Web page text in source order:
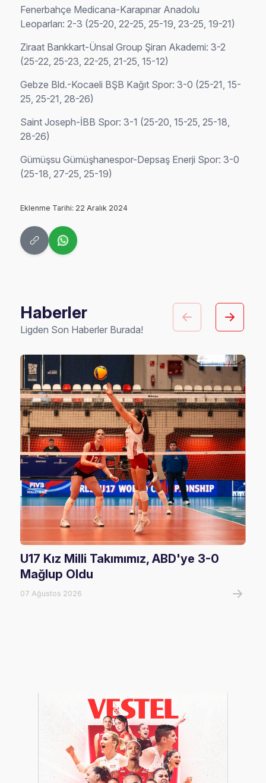
Fenerbahçe Medicana-Karapınar Anadolu
Leoparları: 2-3 (25-20, 22-25, 25-19, 23-25, 19-21)
Ziraat Bankkart-Ünsal Group Şiran Akademi: 3-2
(25-22, 25-23, 22-25, 21-25, 15-12)
Gebze Bld.-Kocaeli BŞB Kağıt Spor: 3-0 (25-21, 15-
25, 25-21, 28-26)
Saint Joseph-İBB Spor: 3-1 (25-20, 15-25, 25-18,
28-26)
Gümüşsu Gümüşhanespor-Depsaş Enerji Spor: 3-0
(25-18, 27-25, 25-19)
Eklenme Tarihi: 22 Aralık 2024
Haberler
Ligden Son Haberler Burada!
U17 Kız Milli Takımımız, ABD'ye 3-0
Mağlup Oldu
07 Ağustos 2026